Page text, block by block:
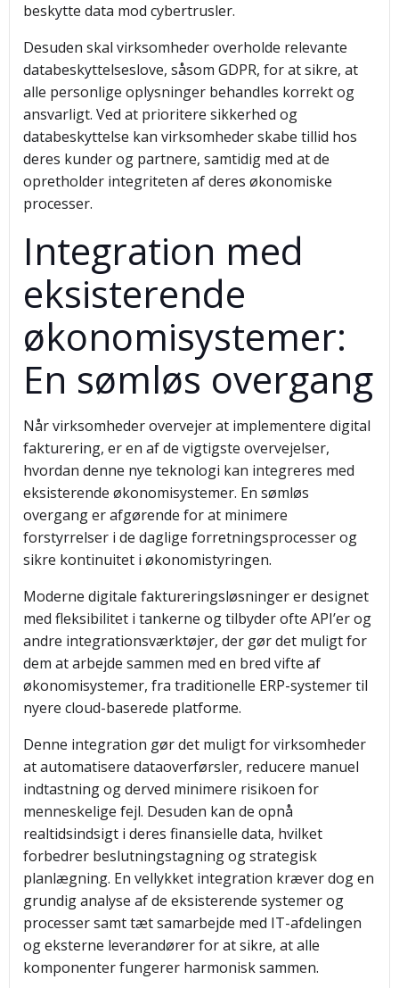
beskytte data mod cybertrusler.
Desuden skal virksomheder overholde relevante
databeskyttelseslove, såsom GDPR, for at sikre, at
alle personlige oplysninger behandles korrekt og
ansvarligt. Ved at prioritere sikkerhed og
databeskyttelse kan virksomheder skabe tillid hos
deres kunder og partnere, samtidig med at de
opretholder integriteten af deres økonomiske
processer.
Integration med
eksisterende
økonomisystemer:
En sømløs overgang
Når virksomheder overvejer at implementere digital
fakturering, er en af de vigtigste overvejelser,
hvordan denne nye teknologi kan integreres med
eksisterende økonomisystemer. En sømløs
overgang er afgørende for at minimere
forstyrrelser i de daglige forretningsprocesser og
sikre kontinuitet i økonomistyringen.
Moderne digitale faktureringsløsninger er designet
med fleksibilitet i tankerne og tilbyder ofte API’er og
andre integrationsværktøjer, der gør det muligt for
dem at arbejde sammen med en bred vifte af
økonomisystemer, fra traditionelle ERP-systemer til
nyere cloud-baserede platforme.
Denne integration gør det muligt for virksomheder
at automatisere dataoverførsler, reducere manuel
indtastning og derved minimere risikoen for
menneskelige fejl. Desuden kan de opnå
realtidsindsigt i deres finansielle data, hvilket
forbedrer beslutningstagning og strategisk
planlægning. En vellykket integration kræver dog en
grundig analyse af de eksisterende systemer og
processer samt tæt samarbejde med IT-afdelingen
og eksterne leverandører for at sikre, at alle
komponenter fungerer harmonisk sammen.